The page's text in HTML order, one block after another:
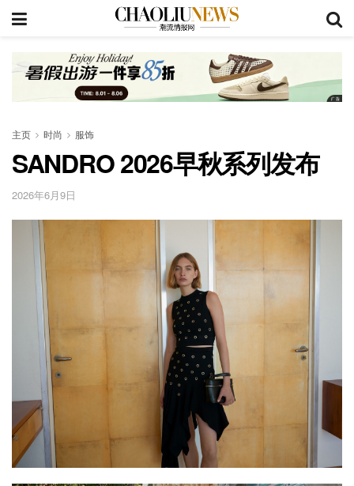
主页 时尚 服饰
SANDRO 2026早秋系列发布
2026年6月9日